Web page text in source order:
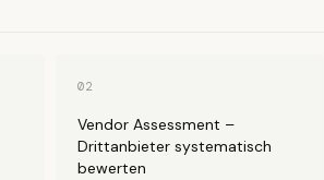
02
Vendor Assessment –
Drittanbieter systematisch
bewerten